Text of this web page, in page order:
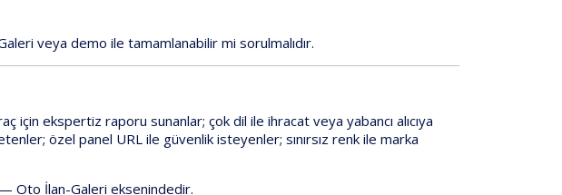
veyademo ile tamamlanabilir mi sorulmalıdır.
içinekspertiz raporu sunanlar;çok dil ile ihracat veya yabancı alıcıya
özel panel URL ile güvenlik isteyenler;sınırsız renk ile marka
—Oto İlan-Galeri eksenindedir.